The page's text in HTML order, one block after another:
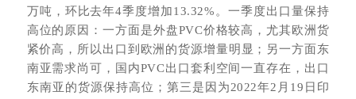
万吨，环比去年4季度增加13.32%。一季度出口量保持
高位的原因：一方面是外盘PVC价格较高，尤其欧洲货
紧价高，所以出口到欧洲的货源增量明显；另一方面东
南亚需求尚可，国内PVC出口套利空间一直存在，出口
东南亚的货源保持高位；第三是因为2022年2月19日印